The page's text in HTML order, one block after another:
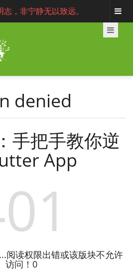
，非宁静无以致远。
denied
手把手教你逆
App
读权限出错或该版块不允许
访问！0